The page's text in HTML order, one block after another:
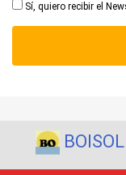
Sí, quiero recibir el
BOISOL